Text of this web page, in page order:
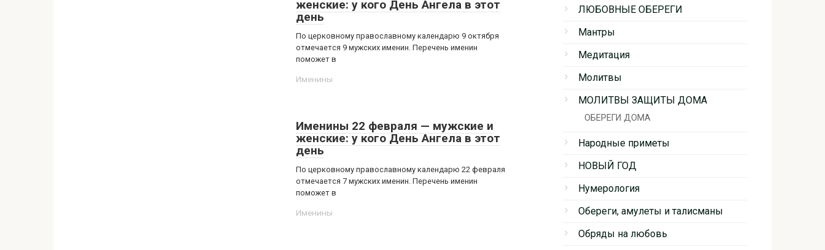
женские: у кого День Ангела в этот
день
По церковному православному календарю 9 октября
отмечается 9 мужских именин. Перечень именин
поможет в
Именины
Именины 22 февраля — мужские и
женские: у кого День Ангела в этот
день
По церковному православному календарю 22 февраля
отмечается 7 мужских именин. Перечень именин
поможет в
Именины
ЛЮБОВНЫЕ ОБЕРЕГИ
Мантры
Медитация
Молитвы
МОЛИТВЫ ЗАЩИТЫ ДОМА
ОБЕРЕГИ ДОМА
Народные приметы
НОВЫЙ ГОД
Нумерология
Обереги, амулеты и талисманы
Обряды на любовь